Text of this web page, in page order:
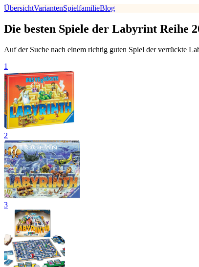
ÜbersichtVariantenSpielfamilieBlog
Die besten Spiele der Labyrint Reihe
Auf der Suche nach einem richtig guten Spiel der verrückte
1
2
3